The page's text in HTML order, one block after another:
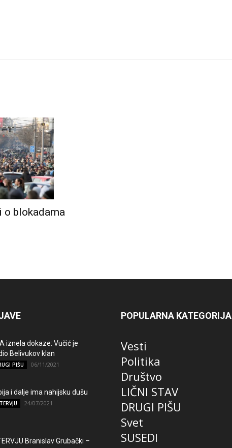
o blokadama
iznela dokaze: Vučić je
Belivukov klan
PIŠU 06/11/2021
i dalje ima nahijsku dušu
24/07/2021
Branislav Grubački –
POPULARNA KATEGORIJA
Vesti
Politika
Društvo
LIČNI STAV
DRUGI PIŠU
Svet
SUSEDI